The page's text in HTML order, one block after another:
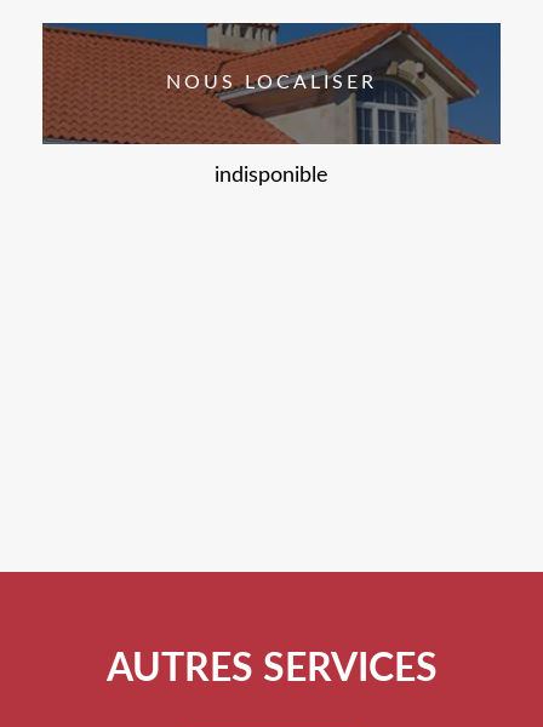
NOUS LOCALISER
indisponible
AUTRES SERVICES